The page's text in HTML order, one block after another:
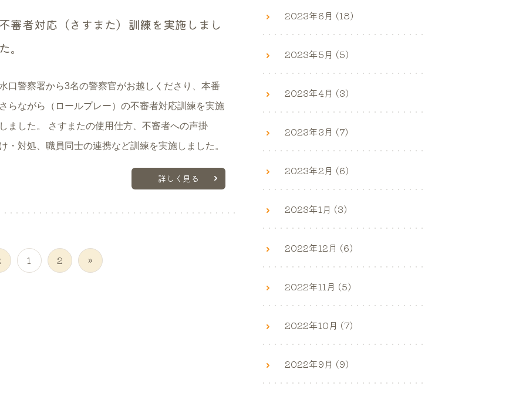
審者対応（さすまた）訓練を実施しまし
。
口警察署から3名の警察官がお越しくださり、本番
らながら（ロールプレー）の不審者対応訓練を実施
ました。 さすまたの使用仕方、不審者への声掛
・対処、職員同士の連携など訓練を実施しました。
詳しく見る
1 2 »
2023年6月 (18)
2023年5月 (5)
2023年4月 (3)
2023年3月 (7)
2023年2月 (6)
2023年1月 (3)
2022年12月 (6)
2022年11月 (5)
2022年10月 (7)
2022年9月 (9)